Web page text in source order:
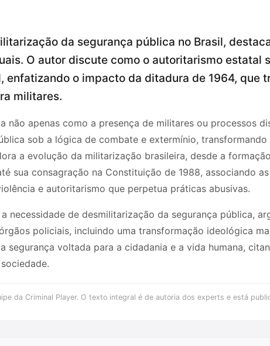
da segurança pública no Brasil,
O autor discute como o autoritarismo estatal
enfatizando o impacto da ditadura de 1964, que
militares.
não apenas como a presença de militares ou processos
sob a lógica de combate e extermínio,
a evolução da militarização brasileira, desde a
sua consagração na Constituição de 1988, associando
e autoritarismo que perpetua práticas abusivas.
necessidade de desmilitarização da segurança pública,
policiais, incluindo uma transformação ideológica
segurança voltada para a cidadania e a vida humana,
da Criminal Player. O texto integral é de autoria dos experts e está